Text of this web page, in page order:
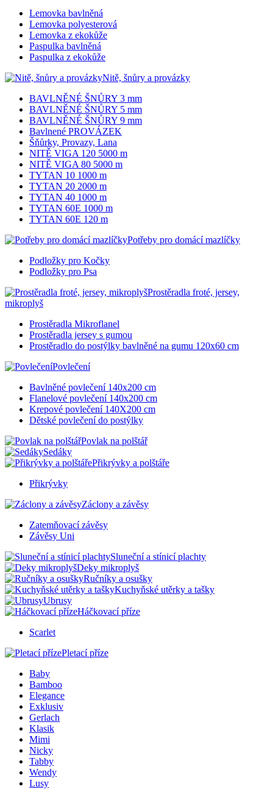
Lemovka bavlněná
Lemovka polyesterová
Lemovka z ekokůže
Paspulka bavlněná
Paspulka z ekokůže
Nitě, šnůry a provázky
BAVLNĚNÉ ŠNŮRY 3 mm
BAVLNĚNÉ ŠNŮRY 5 mm
BAVLNĚNÉ ŠNŮRY 9 mm
Bavlnené PROVÁZEK
Šňůrky, Provazy, Lana
NITĚ VIGA 120 5000 m
NITĚ VIGA 80 5000 m
TYTAN 10 1000 m
TYTAN 20 2000 m
TYTAN 40 1000 m
TYTAN 60E 1000 m
TYTAN 60E 120 m
Potřeby pro domácí mazlíčky
Podložky pro Kočky
Podložky pro Psa
Prostěradla froté, jersey,
mikroplyš
Prostěradla Mikroflanel
Prostěradla jersey s gumou
Prostěradlo do postýlky bavlněné na gumu 120x60 cm
Povlečení
Bavlněné povlečení 140x200 cm
Flanelové povlečení 140x200 cm
Krepové povlečení 140X200 cm
Dětské povlečení do postýlky
Povlak na polštář
Sedáky
Přikrývky a polštáře
Přikrývky
Záclony a závěsy
Zatemňovací závěsy
Závěsy Uni
Sluneční a stínicí plachty
Deky mikroplyš
Ručníky a osušky
Kuchyňské utěrky a tašky
Ubrusy
Háčkovací příze
Scarlet
Pletací příze
Baby
Bamboo
Elegance
Exklusiv
Gerlach
Klasik
Mimi
Nicky
Tabby
Wendy
Lusy